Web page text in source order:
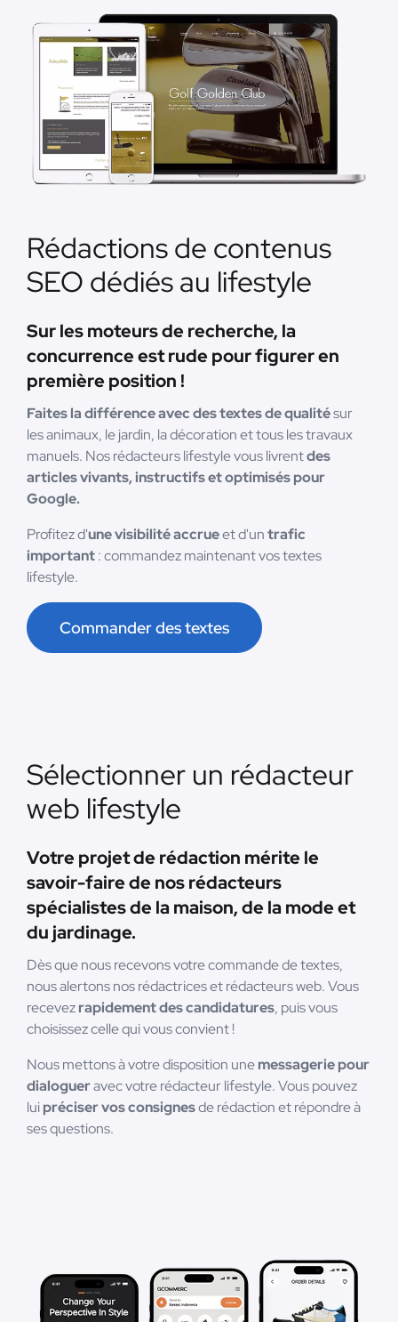
Rédactions de contenus
SEO dédiés au lifestyle
Sur les moteurs de recherche, la
concurrence est rude pour figurer en
première position !
Faites la différence avec des textes de qualitésur
les animaux, le jardin, la décoration et tous les travaux
manuels. Nos rédacteurs lifestyle vous livrentdes
articles vivants, instructifs et optimisés pour
Google.
Profitez d'une visibilité accrueet d'untrafic
important: commandez maintenant vos textes
lifestyle.
Commander des textes
Sélectionner un rédacteur
web lifestyle
Votre projet de rédaction mérite le
savoir-faire de nos rédacteurs
spécialistes de la maison, de la mode et
du jardinage.
Dès que nous recevons votre commande de textes,
nous alertons nos rédactrices et rédacteurs web. Vous
recevezrapidement des candidatures, puis vous
choisissez celle qui vous convient !
Nous mettons à votre disposition unemessagerie pour
dialogueravec votre rédacteur lifestyle. Vous pouvez
luipréciser vos consignesde rédaction et répondre à
ses questions.